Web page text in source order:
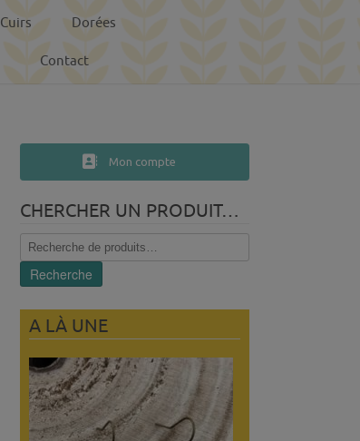
Cuirs Dorées
Contact
Mon compte
CHERCHER UN PRODUIT…
Recherche
pour :
Recherche
A LÀ UNE